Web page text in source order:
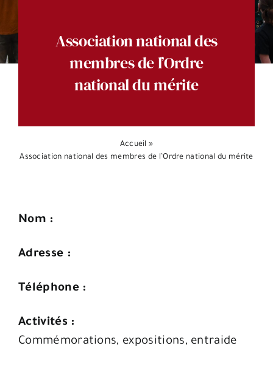
Association national des
membres de l’Ordre
national du mérite
Accueil »
Association national des membres de l’Ordre national du mérite
Nom :
Adresse :
Téléphone :
Activités :
Commémorations, expositions, entraide